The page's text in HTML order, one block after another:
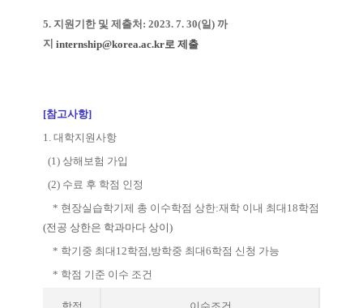
5. 지원기한 및 제출처 : 2023. 7. 30(일) 까
지 internship@korea.ac.kr로 제출
[참고사항]
1. 대학지원사항
(1) 상해보험 가입
(2) 수료 후 학점 인정
* 현장실습학기제 총 이수학점 상한:재학 이내 최대 18학점
(전공 상한은 학과마다 상이)
* 학기중 최대 12학점 ,방학중 최대6학점 신청 가능
* 학점 기준 이수 조건